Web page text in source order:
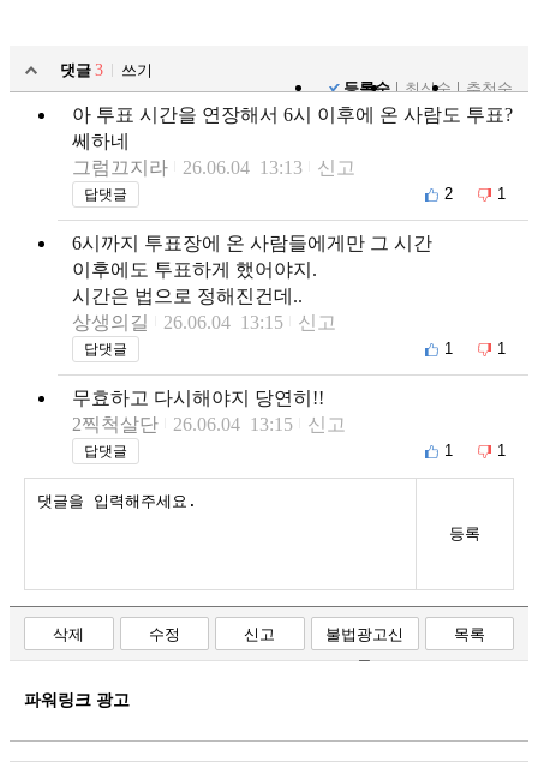
댓글 3
쓰기
등록순
최신순 추천순
아 투표 시간을 연장해서 6시 이후에 온 사람도 투표?
쎄하네
그럼끄지라
26.06.04 13:13 신고
답댓글 2 1
6시까지 투표장에 온 사람들에게만 그 시간
이후에도 투표하게 했어야지.
시간은 법으로 정해진건데..
상생의길
26.06.04 13:15 신고
답댓글 1 1
무효하고 다시해야지 당연히!!
2찍척살단
26.06.04 13:15 신고
답댓글 1 1
등록
삭제 수정 신고
불법광고신
고
목록
파워링크 광고